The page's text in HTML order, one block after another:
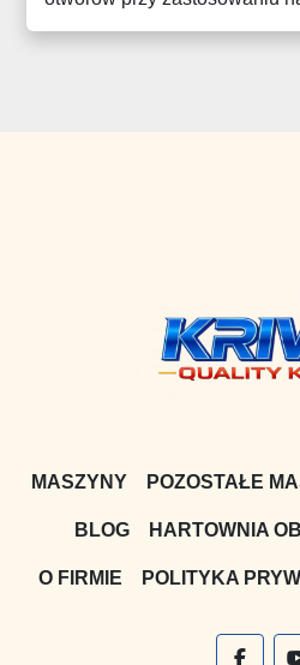
MASZYNY POZOSTAŁE
BLOG HARTOWNIA
O FIRMIE POLITYKA